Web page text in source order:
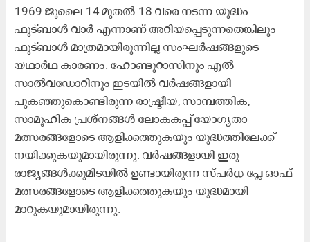
1969 ജൂലൈ 14 മുതൽ 18 വരെ നടന്ന യുദ്ധം
ഫുട്ബാൾ വാർ എന്നാണ് അറിയപ്പെടുന്നതെങ്കിലും
ഫുട്ബാൾ മാത്രമായിരുന്നില്ല സംഘർഷങ്ങളുടെ
യഥാർഥ കാരണം. ഹോണ്ടുറാസിനും എൽ
സാൽവഡോറിനും ഇടയിൽ വർഷങ്ങളായി
പുകഞ്ഞുകൊണ്ടിരുന്ന രാഷ്ട്രീയ, സാമ്പത്തിക,
സാമൂഹിക പ്രശ്നങ്ങൾ ലോകകപ്പ് യോഗ്യതാ
മത്സരങ്ങളോടെ ആളിക്കത്തുകയും യുദ്ധത്തിലേക്ക്
നയിക്കുകയുമായിരുന്നു. വർഷങ്ങളായി ഇരു
രാജ്യങ്ങൾക്കുമിടയിൽ ഉണ്ടായിരുന്ന സ്പർധ പ്ലേ ഓഫ്
മത്സരങ്ങളോടെ ആളിക്കത്തുകയും യുദ്ധമായി
മാറുകയുമായിരുന്നു.